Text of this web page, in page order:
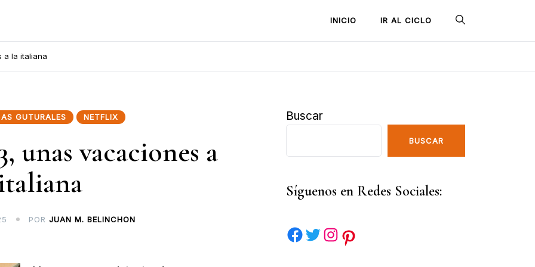
INICIO IR AL CICLO
a la italiana
GUTURALES NETFLIX
unas vacaciones a
POR JUAN M. BELINCHON
Buscar
BUSCAR
Síguenos en Redes Sociales: